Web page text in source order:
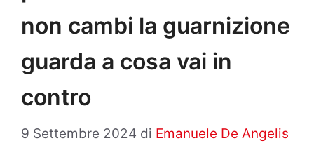
non cambi la guarnizione
guarda a cosa vai in
contro
9 Settembre 2024 di Emanuele De Angelis